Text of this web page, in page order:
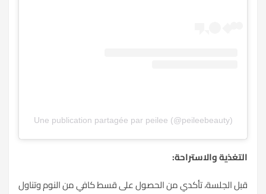
Une publication partagée par peilee (@peileebeauty)
التغذية والاستراحة:
قبل الجلسة، تأكدي من الحصول على قسط كافي من النوم وتناول